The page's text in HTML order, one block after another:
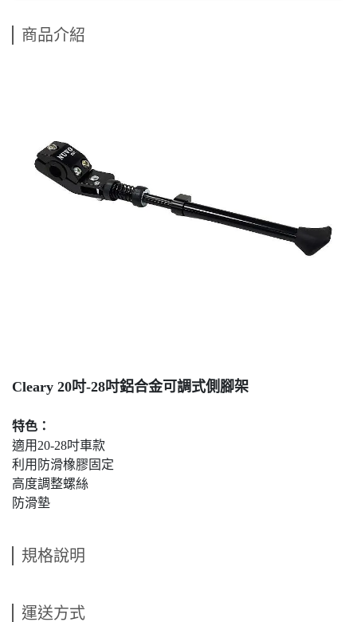
商品介紹
Cleary 20吋-28吋鋁合金可調式側腳架
特色：
適用20-28吋車款
利用防滑橡膠固定
高度調整螺絲
防滑墊
規格說明
運送方式